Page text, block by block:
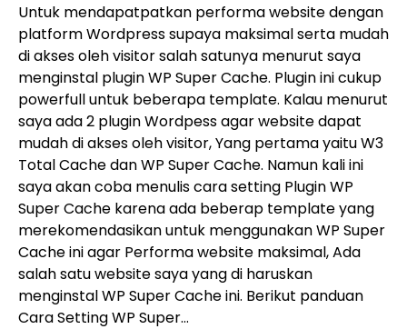
Untuk mendapatpatkan performa website dengan
platform Wordpress supaya maksimal serta mudah
di akses oleh visitor salah satunya menurut saya
menginstal plugin WP Super Cache. Plugin ini cukup
powerfull untuk beberapa template. Kalau menurut
saya ada 2 plugin Wordpess agar website dapat
mudah di akses oleh visitor, Yang pertama yaitu W3
Total Cache dan WP Super Cache. Namun kali ini
saya akan coba menulis cara setting Plugin WP
Super Cache karena ada beberap template yang
merekomendasikan untuk menggunakan WP Super
Cache ini agar Performa website maksimal, Ada
salah satu website saya yang di haruskan
menginstal WP Super Cache ini. Berikut panduan
Cara Setting WP Super...